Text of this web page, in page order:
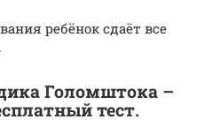
ребёнок сдаёт все
Голомштока –
тест.